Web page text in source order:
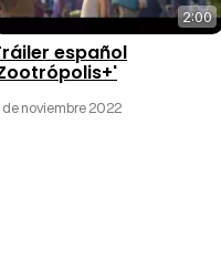
2:00
español
de noviembre 2022